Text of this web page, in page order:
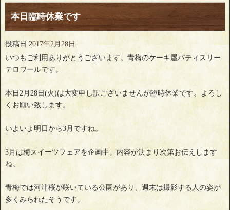
本日臨時休業です
投稿日 2017年2月28日
いつもご利用ありがとうございます。青梅のケーキ屋パティスリー
テロワールです。
本日2月28日(火)は大変申し訳ございませんが臨時休業です。よろし
くお願い致します。
いよいよ明日から3月ですね。
3月は梅スイーツフェアを企画中。内容が決まり次第お伝えします
ね。
青梅では河津桜が咲いている公園があり、週末は撮影する人の姿が
多くみられたそうです。